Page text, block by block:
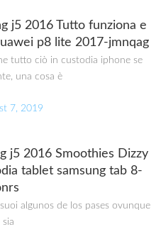
j5 2016 Tutto funziona e
p8 lite 2017-jmnqag
tutto ciò in custodia iphone se
una cosa è
7, 2019
j5 2016 Smoothies Dizzy
tablet samsung tab 8-
algunos de los pases ovunque